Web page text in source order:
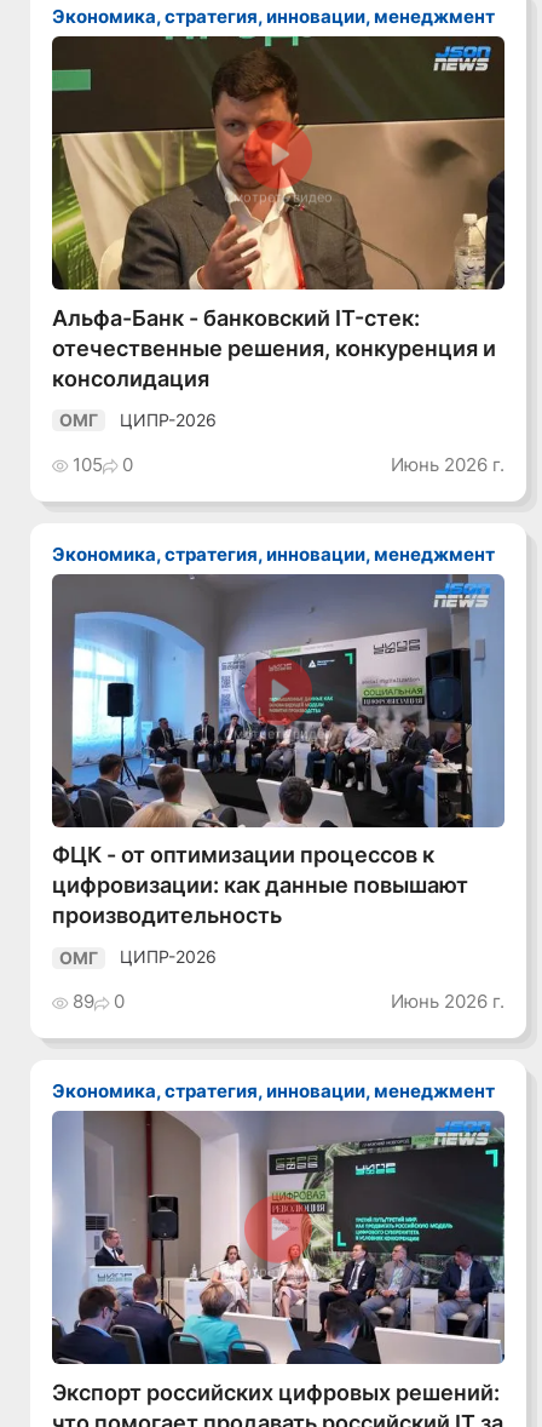
Экономика, стратегия, инновации, менеджмент
Смотреть видео
Альфа-Банк - банковский IT-стек:
отечественные решения, конкуренция и
консолидация
ОМГ ЦИПР-2026
105 0 Июнь 2026 г.
Экономика, стратегия, инновации, менеджмент
Смотреть видео
ФЦК - от оптимизации процессов к
цифровизации: как данные повышают
производительность
ОМГ ЦИПР-2026
89 0 Июнь 2026 г.
Экономика, стратегия, инновации, менеджмент
Смотреть видео
Экспорт российских цифровых решений: